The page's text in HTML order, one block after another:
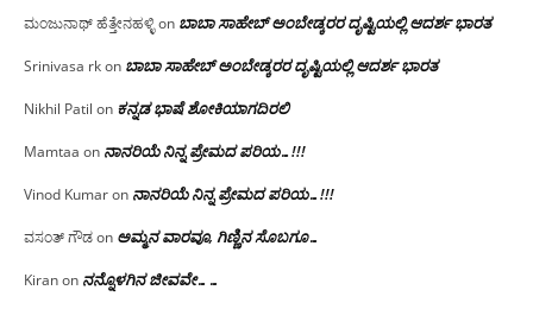
ಮಂಜುನಾಥ್ ಹೆತ್ತೇನಹಳ್ಳಿon ಬಾಬಾ ಸಾಹೇಬ್ ಅಂಬೇಡ್ಕರರ ದೃಷ್ಟಿಯಲ್ಲಿ ಆದರ್ಶ ಭಾರತ
Srinivasa rkon ಬಾಬಾ ಸಾಹೇಬ್ ಅಂಬೇಡ್ಕರರ ದೃಷ್ಟಿಯಲ್ಲಿ ಆದರ್ಶ ಭಾರತ
Nikhil Patil on ಕನ್ನಡ ಭಾಷೆ ಶೋಕಿಯಾಗದಿರಲಿ
Mamtaa on ನಾನರಿಯೆ ನಿನ್ನ ಪ್ರೇಮದ ಪರಿಯ…!!!
Vinod Kumaron ನಾನರಿಯೆ ನಿನ್ನ ಪ್ರೇಮದ ಪರಿಯ…!!!
ವಸಂತ್ ಗೌಡon ಅಮ್ಮನ ವಾರವೂ, ಗಿಣ್ಣಿನ ಸೊಬಗೂ…
Kiranon ನನ್ನೊಳಗಿನ ಜೀವವೇ……